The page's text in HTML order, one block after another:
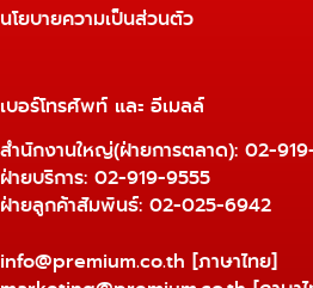
นโยบายความเป็นส่วนตัว
เบอร์โทรศัพท์ และ อีเมลล์
สำนักงานใหญ่(ฝ่ายการตลาด): 02-
ฝ่ายบริการ: 02-919-9555
ฝ่ายลูกค้าสัมพันธ์: 02-025-6942
info@premium.co.th [ภาษาไทย]